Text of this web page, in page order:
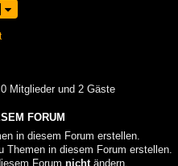
Mitglieder und 2 Gäste
FORUM
in diesem Forum erstellen.
Themen in diesem Forum erstellen.
Forum nicht ändern.